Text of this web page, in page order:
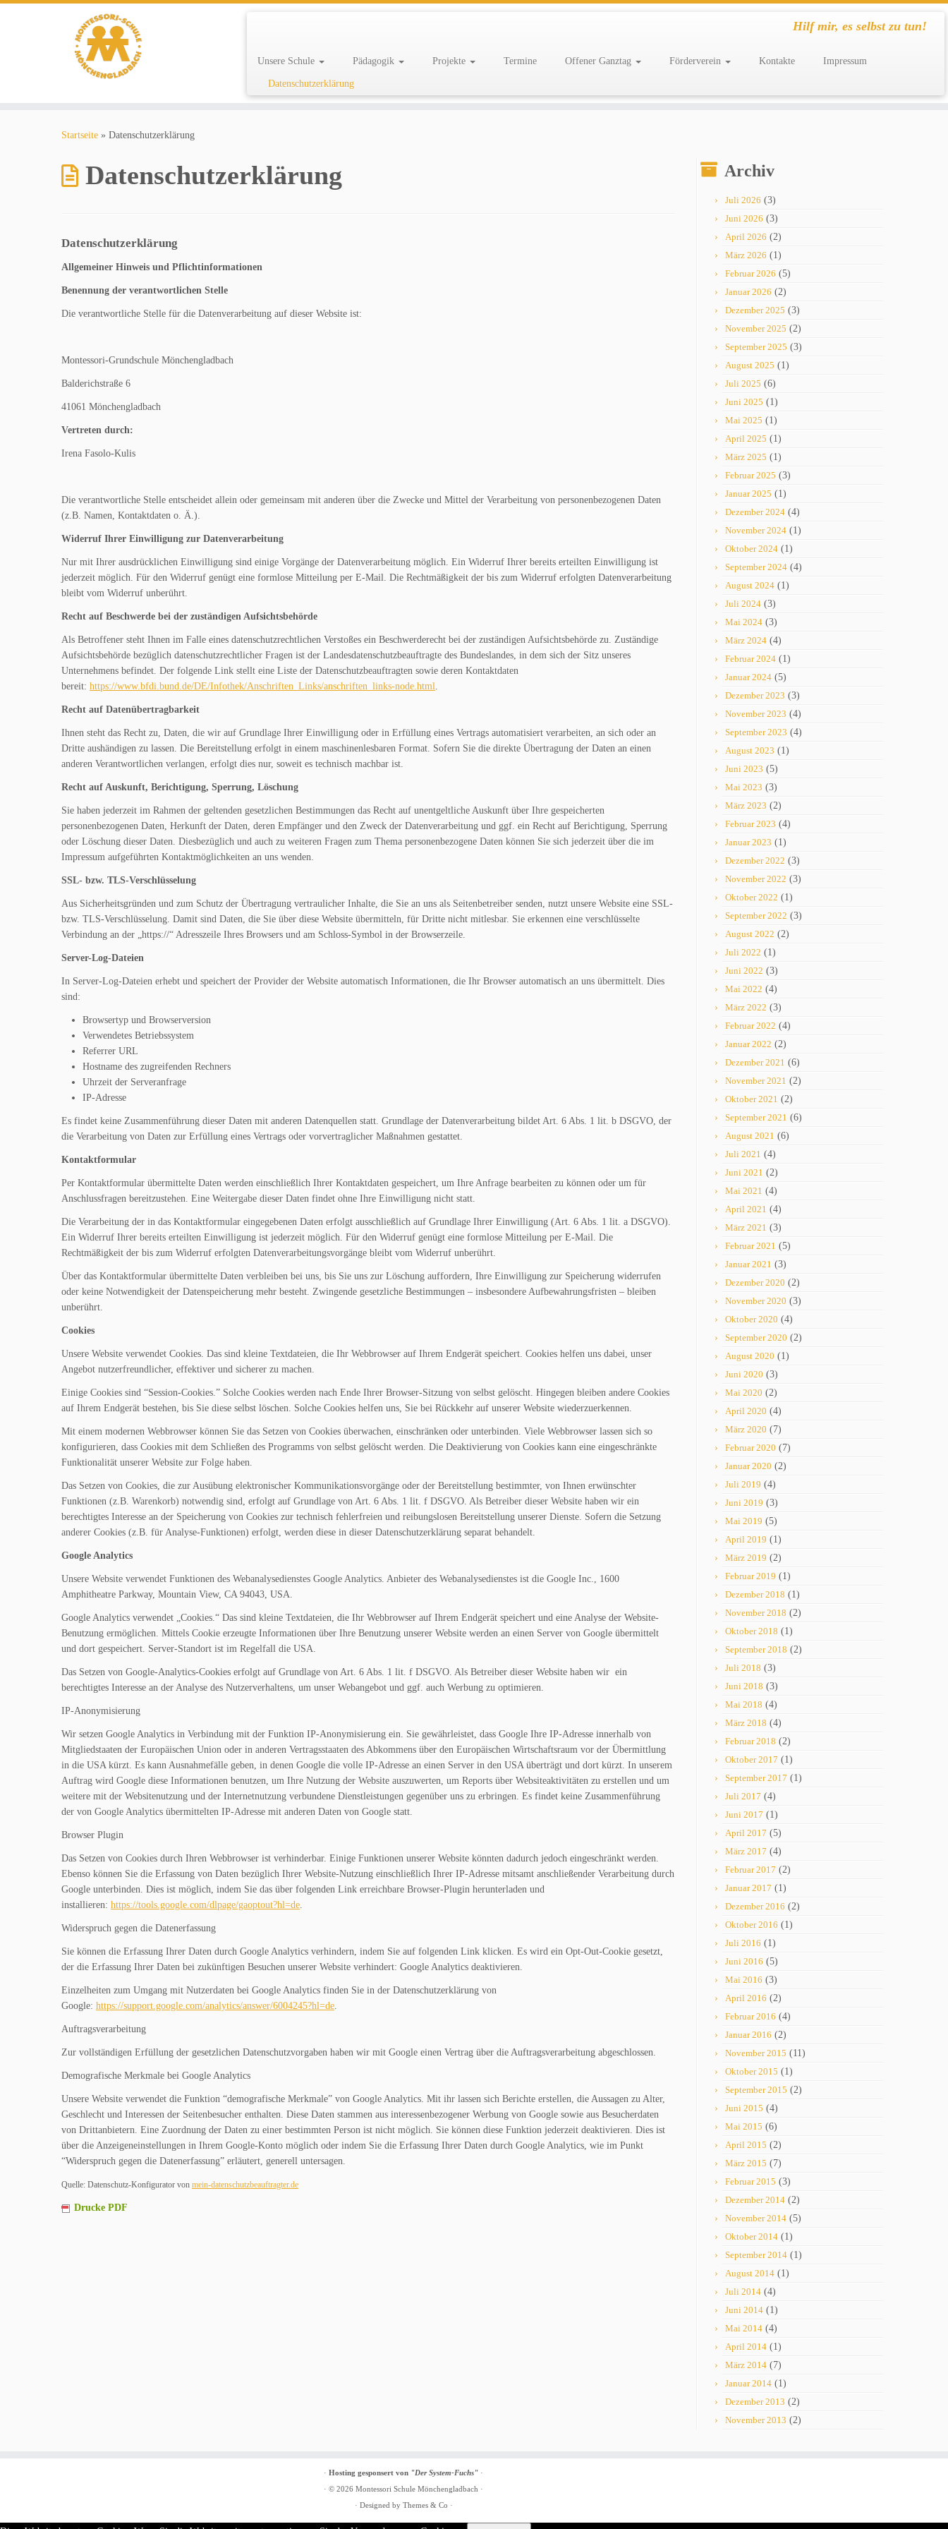
Hilf mir, es selbst zu tun!
Unsere Schule Pädagogik Projekte Termine Offener Ganztag Förderverein Kontakte Impressum
Datenschutzerklärung
Startseite » Datenschutzerklärung
Datenschutzerklärung
Datenschutzerklärung
Allgemeiner Hinweis und Pflichtinformationen
Benennung der verantwortlichen Stelle
Die verantwortliche Stelle für die Datenverarbeitung auf dieser Website ist:
Montessori-Grundschule Mönchengladbach
Balderichstraße 6
41061 Mönchengladbach
Vertreten durch:
Irena Fasolo-Kulis
Die verantwortliche Stelle entscheidet allein oder gemeinsam mit anderen über die Zwecke und Mittel der Verarbeitung von personenbezogenen Daten
(z.B. Namen, Kontaktdaten o. Ä.).
Widerruf Ihrer Einwilligung zur Datenverarbeitung
Nur mit Ihrer ausdrücklichen Einwilligung sind einige Vorgänge der Datenverarbeitung möglich. Ein Widerruf Ihrer bereits erteilten Einwilligung ist
jederzeit möglich. Für den Widerruf genügt eine formlose Mitteilung per E-Mail. Die Rechtmäßigkeit der bis zum Widerruf erfolgten Datenverarbeitung
bleibt vom Widerruf unberührt.
Recht auf Beschwerde bei der zuständigen Aufsichtsbehörde
Als Betroffener steht Ihnen im Falle eines datenschutzrechtlichen Verstoßes ein Beschwerderecht bei der zuständigen Aufsichtsbehörde zu. Zuständige
Aufsichtsbehörde bezüglich datenschutzrechtlicher Fragen ist der Landesdatenschutzbeauftragte des Bundeslandes, in dem sich der Sitz unseres
Unternehmens befindet. Der folgende Link stellt eine Liste der Datenschutzbeauftragten sowie deren Kontaktdaten
bereit: https://www.bfdi.bund.de/DE/Infothek/Anschriften_Links/anschriften_links-node.html.
Recht auf Datenübertragbarkeit
Ihnen steht das Recht zu, Daten, die wir auf Grundlage Ihrer Einwilligung oder in Erfüllung eines Vertrags automatisiert verarbeiten, an sich oder an
Dritte aushändigen zu lassen. Die Bereitstellung erfolgt in einem maschinenlesbaren Format. Sofern Sie die direkte Übertragung der Daten an einen
anderen Verantwortlichen verlangen, erfolgt dies nur, soweit es technisch machbar ist.
Recht auf Auskunft, Berichtigung, Sperrung, Löschung
Sie haben jederzeit im Rahmen der geltenden gesetzlichen Bestimmungen das Recht auf unentgeltliche Auskunft über Ihre gespeicherten
personenbezogenen Daten, Herkunft der Daten, deren Empfänger und den Zweck der Datenverarbeitung und ggf. ein Recht auf Berichtigung, Sperrung
oder Löschung dieser Daten. Diesbezüglich und auch zu weiteren Fragen zum Thema personenbezogene Daten können Sie sich jederzeit über die im
Impressum aufgeführten Kontaktmöglichkeiten an uns wenden.
SSL- bzw. TLS-Verschlüsselung
Aus Sicherheitsgründen und zum Schutz der Übertragung vertraulicher Inhalte, die Sie an uns als Seitenbetreiber senden, nutzt unsere Website eine SSL-
bzw. TLS-Verschlüsselung. Damit sind Daten, die Sie über diese Website übermitteln, für Dritte nicht mitlesbar. Sie erkennen eine verschlüsselte
Verbindung an der „https://“ Adresszeile Ihres Browsers und am Schloss-Symbol in der Browserzeile.
Server-Log-Dateien
In Server-Log-Dateien erhebt und speichert der Provider der Website automatisch Informationen, die Ihr Browser automatisch an uns übermittelt. Dies
sind:
Browsertyp und Browserversion
Verwendetes Betriebssystem
Referrer URL
Hostname des zugreifenden Rechners
Uhrzeit der Serveranfrage
IP-Adresse
Es findet keine Zusammenführung dieser Daten mit anderen Datenquellen statt. Grundlage der Datenverarbeitung bildet Art. 6 Abs. 1 lit. b DSGVO, der
die Verarbeitung von Daten zur Erfüllung eines Vertrags oder vorvertraglicher Maßnahmen gestattet.
Kontaktformular
Per Kontaktformular übermittelte Daten werden einschließlich Ihrer Kontaktdaten gespeichert, um Ihre Anfrage bearbeiten zu können oder um für
Anschlussfragen bereitzustehen. Eine Weitergabe dieser Daten findet ohne Ihre Einwilligung nicht statt.
Die Verarbeitung der in das Kontaktformular eingegebenen Daten erfolgt ausschließlich auf Grundlage Ihrer Einwilligung (Art. 6 Abs. 1 lit. a DSGVO).
Ein Widerruf Ihrer bereits erteilten Einwilligung ist jederzeit möglich. Für den Widerruf genügt eine formlose Mitteilung per E-Mail. Die
Rechtmäßigkeit der bis zum Widerruf erfolgten Datenverarbeitungsvorgänge bleibt vom Widerruf unberührt.
Über das Kontaktformular übermittelte Daten verbleiben bei uns, bis Sie uns zur Löschung auffordern, Ihre Einwilligung zur Speicherung widerrufen
oder keine Notwendigkeit der Datenspeicherung mehr besteht. Zwingende gesetzliche Bestimmungen – insbesondere Aufbewahrungsfristen – bleiben
unberührt.
Cookies
Unsere Website verwendet Cookies. Das sind kleine Textdateien, die Ihr Webbrowser auf Ihrem Endgerät speichert. Cookies helfen uns dabei, unser
Angebot nutzerfreundlicher, effektiver und sicherer zu machen.
Einige Cookies sind “Session-Cookies.” Solche Cookies werden nach Ende Ihrer Browser-Sitzung von selbst gelöscht. Hingegen bleiben andere Cookies
auf Ihrem Endgerät bestehen, bis Sie diese selbst löschen. Solche Cookies helfen uns, Sie bei Rückkehr auf unserer Website wiederzuerkennen.
Mit einem modernen Webbrowser können Sie das Setzen von Cookies überwachen, einschränken oder unterbinden. Viele Webbrowser lassen sich so
konfigurieren, dass Cookies mit dem Schließen des Programms von selbst gelöscht werden. Die Deaktivierung von Cookies kann eine eingeschränkte
Funktionalität unserer Website zur Folge haben.
Das Setzen von Cookies, die zur Ausübung elektronischer Kommunikationsvorgänge oder der Bereitstellung bestimmter, von Ihnen erwünschter
Funktionen (z.B. Warenkorb) notwendig sind, erfolgt auf Grundlage von Art. 6 Abs. 1 lit. f DSGVO. Als Betreiber dieser Website haben wir ein
berechtigtes Interesse an der Speicherung von Cookies zur technisch fehlerfreien und reibungslosen Bereitstellung unserer Dienste. Sofern die Setzung
anderer Cookies (z.B. für Analyse-Funktionen) erfolgt, werden diese in dieser Datenschutzerklärung separat behandelt.
Google Analytics
Unsere Website verwendet Funktionen des Webanalysedienstes Google Analytics. Anbieter des Webanalysedienstes ist die Google Inc., 1600
Amphitheatre Parkway, Mountain View, CA 94043, USA.
Google Analytics verwendet „Cookies.“ Das sind kleine Textdateien, die Ihr Webbrowser auf Ihrem Endgerät speichert und eine Analyse der Website-
Benutzung ermöglichen. Mittels Cookie erzeugte Informationen über Ihre Benutzung unserer Website werden an einen Server von Google übermittelt
und dort gespeichert. Server-Standort ist im Regelfall die USA.
Das Setzen von Google-Analytics-Cookies erfolgt auf Grundlage von Art. 6 Abs. 1 lit. f DSGVO. Als Betreiber dieser Website haben wir ein
berechtigtes Interesse an der Analyse des Nutzerverhaltens, um unser Webangebot und ggf. auch Werbung zu optimieren.
IP-Anonymisierung
Wir setzen Google Analytics in Verbindung mit der Funktion IP-Anonymisierung ein. Sie gewährleistet, dass Google Ihre IP-Adresse innerhalb von
Mitgliedstaaten der Europäischen Union oder in anderen Vertragsstaaten des Abkommens über den Europäischen Wirtschaftsraum vor der Übermittlung
in die USA kürzt. Es kann Ausnahmefälle geben, in denen Google die volle IP-Adresse an einen Server in den USA überträgt und dort kürzt. In unserem
Auftrag wird Google diese Informationen benutzen, um Ihre Nutzung der Website auszuwerten, um Reports über Websiteaktivitäten zu erstellen und um
weitere mit der Websitenutzung und der Internetnutzung verbundene Dienstleistungen gegenüber uns zu erbringen. Es findet keine Zusammenführung
der von Google Analytics übermittelten IP-Adresse mit anderen Daten von Google statt.
Browser Plugin
Das Setzen von Cookies durch Ihren Webbrowser ist verhinderbar. Einige Funktionen unserer Website könnten dadurch jedoch eingeschränkt werden.
Ebenso können Sie die Erfassung von Daten bezüglich Ihrer Website-Nutzung einschließlich Ihrer IP-Adresse mitsamt anschließender Verarbeitung durch
Google unterbinden. Dies ist möglich, indem Sie das über folgenden Link erreichbare Browser-Plugin herunterladen und
installieren: https://tools.google.com/dlpage/gaoptout?hl=de.
Widerspruch gegen die Datenerfassung
Sie können die Erfassung Ihrer Daten durch Google Analytics verhindern, indem Sie auf folgenden Link klicken. Es wird ein Opt-Out-Cookie gesetzt,
der die Erfassung Ihrer Daten bei zukünftigen Besuchen unserer Website verhindert: Google Analytics deaktivieren.
Einzelheiten zum Umgang mit Nutzerdaten bei Google Analytics finden Sie in der Datenschutzerklärung von
Google: https://support.google.com/analytics/answer/6004245?hl=de.
Auftragsverarbeitung
Zur vollständigen Erfüllung der gesetzlichen Datenschutzvorgaben haben wir mit Google einen Vertrag über die Auftragsverarbeitung abgeschlossen.
Demografische Merkmale bei Google Analytics
Unsere Website verwendet die Funktion “demografische Merkmale” von Google Analytics. Mit ihr lassen sich Berichte erstellen, die Aussagen zu Alter,
Geschlecht und Interessen der Seitenbesucher enthalten. Diese Daten stammen aus interessenbezogener Werbung von Google sowie aus Besucherdaten
von Drittanbietern. Eine Zuordnung der Daten zu einer bestimmten Person ist nicht möglich. Sie können diese Funktion jederzeit deaktivieren. Dies ist
über die Anzeigeneinstellungen in Ihrem Google-Konto möglich oder indem Sie die Erfassung Ihrer Daten durch Google Analytics, wie im Punkt
“Widerspruch gegen die Datenerfassung” erläutert, generell untersagen.
Quelle: Datenschutz-Konfigurator von mein-datenschutzbeauftragter.de
Drucke PDF
Archiv
Juli 2026 (3)
Juni 2026 (3)
April 2026 (2)
März 2026 (1)
Februar 2026 (5)
Januar 2026 (2)
Dezember 2025 (3)
November 2025 (2)
September 2025 (3)
August 2025 (1)
Juli 2025 (6)
Juni 2025 (1)
Mai 2025 (1)
April 2025 (1)
März 2025 (1)
Februar 2025 (3)
Januar 2025 (1)
Dezember 2024 (4)
November 2024 (1)
Oktober 2024 (1)
September 2024 (4)
August 2024 (1)
Juli 2024 (3)
Mai 2024 (3)
März 2024 (4)
Februar 2024 (1)
Januar 2024 (5)
Dezember 2023 (3)
November 2023 (4)
September 2023 (4)
August 2023 (1)
Juni 2023 (5)
Mai 2023 (3)
März 2023 (2)
Februar 2023 (4)
Januar 2023 (1)
Dezember 2022 (3)
November 2022 (3)
Oktober 2022 (1)
September 2022 (3)
August 2022 (2)
Juli 2022 (1)
Juni 2022 (3)
Mai 2022 (4)
März 2022 (3)
Februar 2022 (4)
Januar 2022 (2)
Dezember 2021 (6)
November 2021 (2)
Oktober 2021 (2)
September 2021 (6)
August 2021 (6)
Juli 2021 (4)
Juni 2021 (2)
Mai 2021 (4)
April 2021 (4)
März 2021 (3)
Februar 2021 (5)
Januar 2021 (3)
Dezember 2020 (2)
November 2020 (3)
Oktober 2020 (4)
September 2020 (2)
August 2020 (1)
Juni 2020 (3)
Mai 2020 (2)
April 2020 (4)
März 2020 (7)
Februar 2020 (7)
Januar 2020 (2)
Juli 2019 (4)
Juni 2019 (3)
Mai 2019 (5)
April 2019 (1)
März 2019 (2)
Februar 2019 (1)
Dezember 2018 (1)
November 2018 (2)
Oktober 2018 (1)
September 2018 (2)
Juli 2018 (3)
Juni 2018 (3)
Mai 2018 (4)
März 2018 (4)
Februar 2018 (2)
Oktober 2017 (1)
September 2017 (1)
Juli 2017 (4)
Juni 2017 (1)
April 2017 (5)
März 2017 (4)
Februar 2017 (2)
Januar 2017 (1)
Dezember 2016 (2)
Oktober 2016 (1)
Juli 2016 (1)
Juni 2016 (5)
Mai 2016 (3)
April 2016 (2)
Februar 2016 (4)
Januar 2016 (2)
November 2015 (11)
Oktober 2015 (1)
September 2015 (2)
Juni 2015 (4)
Mai 2015 (6)
April 2015 (2)
März 2015 (7)
Februar 2015 (3)
Dezember 2014 (2)
November 2014 (5)
Oktober 2014 (1)
September 2014 (1)
August 2014 (1)
Juli 2014 (4)
Juni 2014 (1)
Mai 2014 (4)
April 2014 (1)
März 2014 (7)
Januar 2014 (1)
Dezember 2013 (2)
November 2013 (2)
· Hosting gesponsert von "Der System-Fuchs" ·
· © 2026 Montessori Schule Mönchengladbach ·
· Designed by Themes & Co ·